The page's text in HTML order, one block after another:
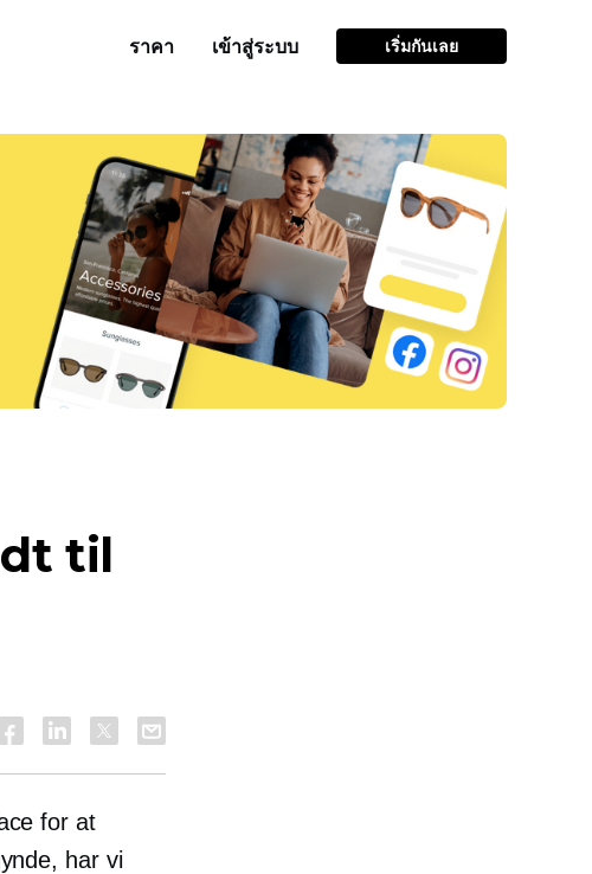
ราคา เข้าสู่ระบบ เริ่มกันเลย
til
for at
har vi